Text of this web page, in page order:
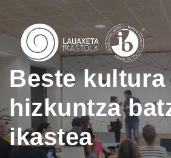
Beste kultura
hizkuntza
ikastea